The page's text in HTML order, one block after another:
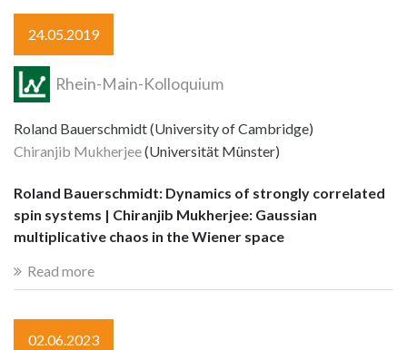
24.05.2019
Rhein-Main-Kolloquium
Roland Bauerschmidt (University of Cambridge)
Chiranjib Mukherjee(Universität Münster)
Roland Bauerschmidt: Dynamics of strongly correlated
spin systems | Chiranjib Mukherjee: Gaussian
multiplicative chaos in the Wiener space
Read more
02.06.2023